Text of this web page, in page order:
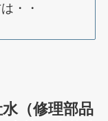
・・
（修理部品